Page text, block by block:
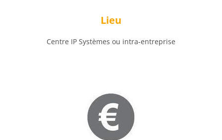
Lieu
Centre IP Systèmes ou intra-entreprise